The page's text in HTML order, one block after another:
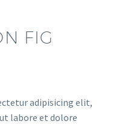
FIG
adipisicing elit,
labore et dolore